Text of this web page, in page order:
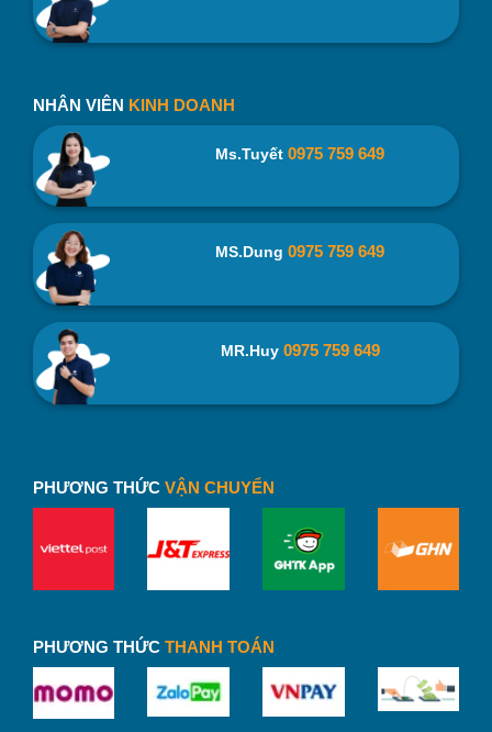
binhnuocteen.com
2.2. Kiểu dáng sang trọng
sắc sảo. Có thể sử dụng hình dạng lục giác, bát giác, chữ
nhật, vuông với nhiều kích thước khác nhau.
NHÂN VIÊN KINH DOANH
Ms.Tuyết 0975 759 649
MS.Dung 0975 759 649
MR.Huy 0975 759 649
PHƯƠNG THỨC VẬN CHUYỂN
PHƯƠNG THỨC THANH TOÁN